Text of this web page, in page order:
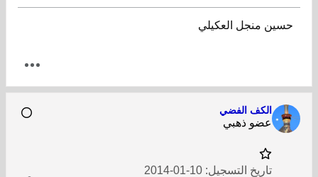
حسين منجل العكيلي
الكف الفضي
عضو ذهبي
تاريخ التسجيل: 10-01-2014